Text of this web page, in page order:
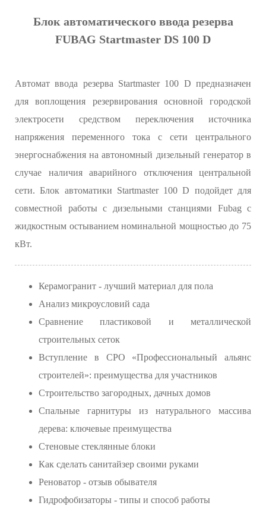
Блок автоматического ввода резерва
FUBAG Startmaster DS 100 D
Автомат ввода резерва Startmaster 100 D предназначен
для воплощения резервирования основной городской
электросети средством переключения источника
напряжения переменного тока с сети центрального
энергоснабжения на автономный дизельный генератор в
случае наличия аварийного отключения центральной
сети. Блок автоматики Startmaster 100 D подойдет для
совместной работы с дизельными станциями Fubag с
жидкостным остыванием номинальной мощностью до 75
кВт.
Керамогранит - лучший материал для пола
Анализ микроусловий сада
Сравнение пластиковой и металлической
строительных сеток
Вступление в СРО «Профессиональный альянс
строителей»: преимущества для участников
Строительство загородных, дачных домов
Спальные гарнитуры из натурального массива
дерева: ключевые преимущества
Стеновые стеклянные блоки
Как сделать санитайзер своими руками
Реноватор - отзыв обывателя
Гидрофобизаторы - типы и способ работы